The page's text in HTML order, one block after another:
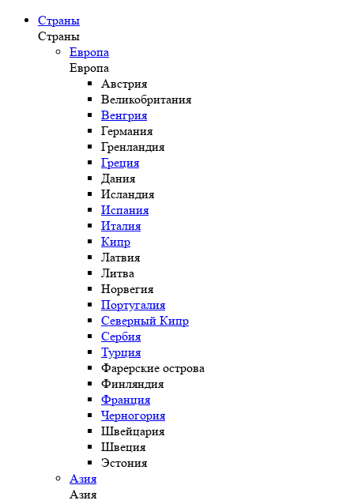
Страны
Страны
Европа
Европа
Австрия
Великобритания
Венгрия
Германия
Гренландия
Греция
Дания
Исландия
Испания
Италия
Кипр
Латвия
Литва
Норвегия
Португалия
Северный Кипр
Сербия
Турция
Фарерские острова
Финляндия
Франция
Черногория
Швейцария
Швеция
Эстония
Азия
Азия